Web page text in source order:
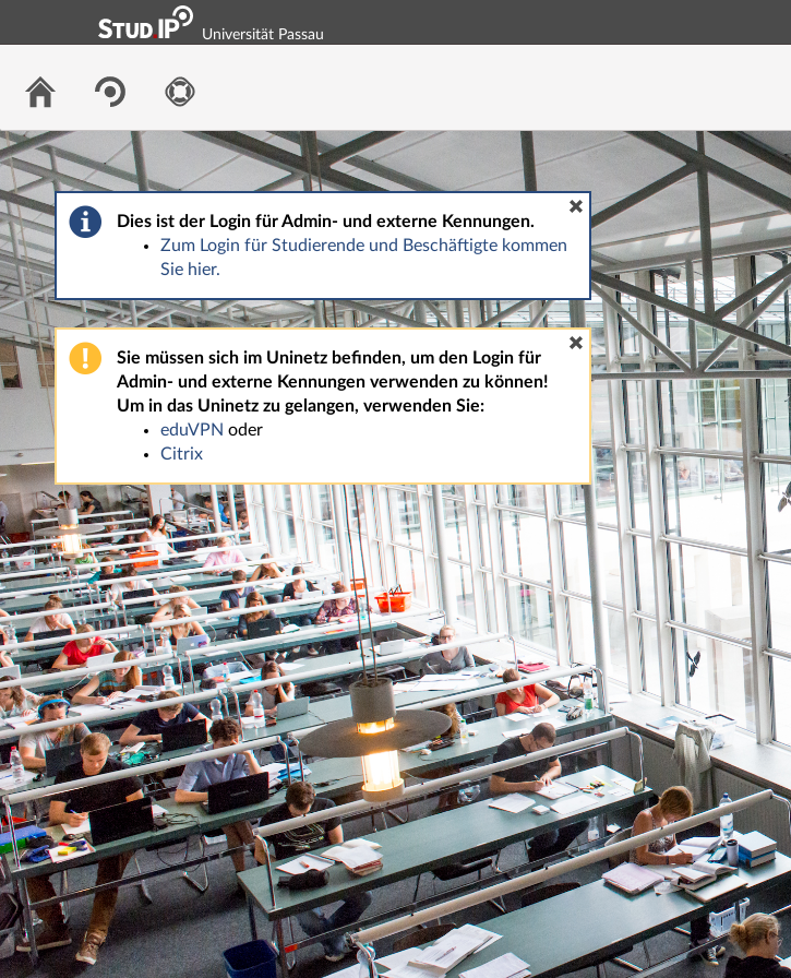
Hauptnavigation
Universität Passau
Dies ist der Login für Admin- und externe Kennungen.
Zum Login für Studierende und Beschäftigte kommen
Sie hier.
Sie müssen sich im Uninetz befinden, um den Login für
Admin- und externe Kennungen verwenden zu können!
Um in das Uninetz zu gelangen, verwenden Sie:
eduVPN oder
Citrix